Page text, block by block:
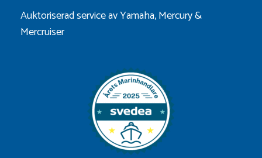
Auktoriserad service av Yamaha, Mercury &
Mercruiser